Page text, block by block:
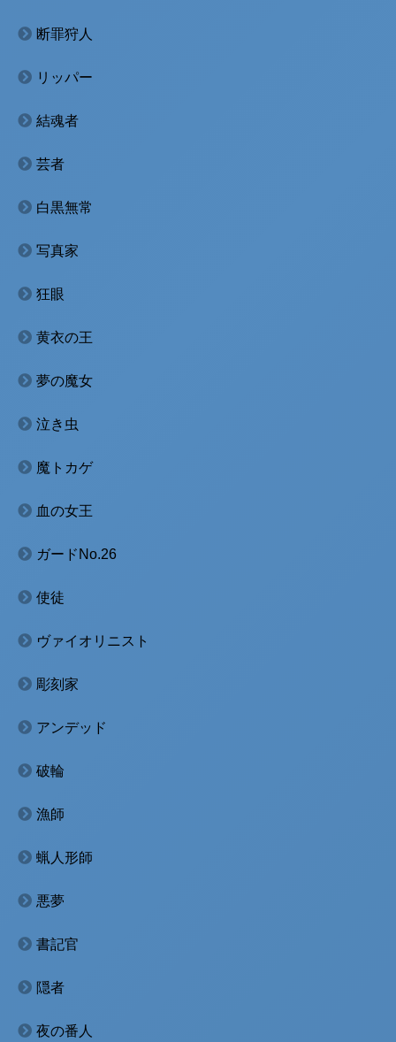
断罪狩人
リッパー
結魂者
芸者
白黒無常
写真家
狂眼
黄衣の王
夢の魔女
泣き虫
魔トカゲ
血の女王
ガードNo.26
使徒
ヴァイオリニスト
彫刻家
アンデッド
破輪
漁師
蝋人形師
悪夢
書記官
隠者
夜の番人